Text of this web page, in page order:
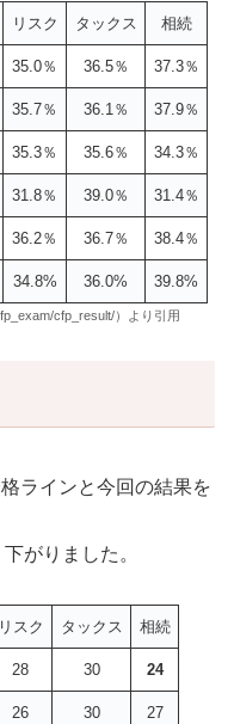
リスク タックス 相続
35.0％ 36.5％ 37.3％
35.7％ 36.1％ 37.9％
35.3％ 35.6％ 34.3％
31.8％ 39.0％ 31.4％
36.2％ 36.7％ 38.4％
34.8% 36.0% 39.8%
cfp_result/）より引用
ラインと今回の結果を
がりました。
リスク タックス 相続
28 30 24
26 30 27